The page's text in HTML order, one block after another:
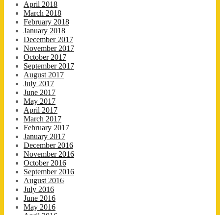
April 2018
March 2018
February 2018
January 2018
December 2017
November 2017
October 2017
September 2017
August 2017
July 2017
June 2017
May 2017
April 2017
March 2017
February 2017
January 2017
December 2016
November 2016
October 2016
September 2016
August 2016
July 2016
June 2016
May 2016